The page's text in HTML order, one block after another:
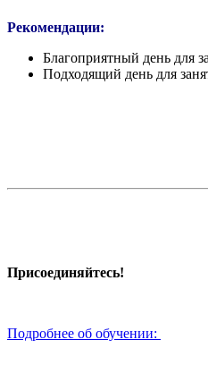
Рекомендации:
Благоприятный день для
Подходящий день для
Присоединяйтесь!
Подробнее об обучении: